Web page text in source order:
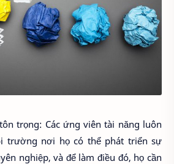
trọng: Các ứng viên tài năng luôn
trường nơi họ có thể phát triển sự
nghiệp, và để làm điều đó, họ cần